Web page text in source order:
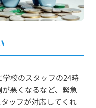
校のスタッフの24時
悪くなるなど、緊急
ッフが対応してくれ